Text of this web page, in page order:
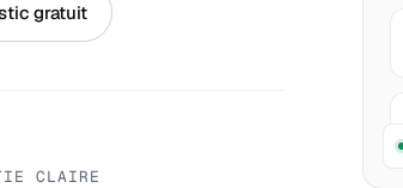
gratuit
CLAIRE